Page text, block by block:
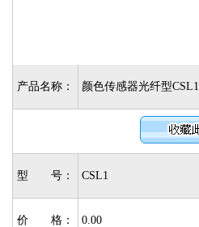
产品名称： 颜色传感器光纤型CSL1
型 号： CSL1
价 格： 0.00